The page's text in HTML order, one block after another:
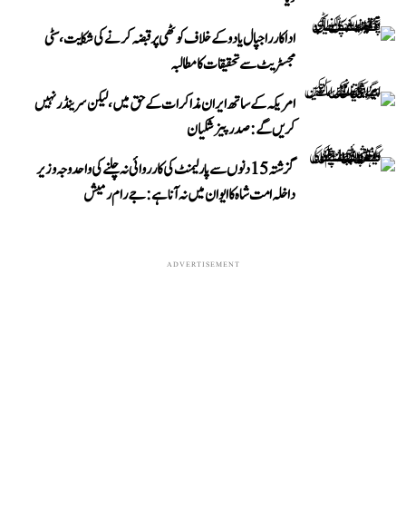
اداکار راجپال یادو کے خلاف کوٹھی پر قبضہ کرنے کی شکایت، سٹی
مجسٹریٹ سے تحقیقات کا مطالبہ
امریکہ کے ساتھ ایران مذاکرات کے حق میں، لیکن سرینڈر نہیں
کریں گے: صدر پیزشکیان
گزشتہ 15 دنوں سے پارلیمنٹ کی کارروائی نہ چلنے کی واحد وجہ وزیر
داخلہ امت شاہ کا ایوان میں نہ آنا ہے: جے رام رمیش
ADVERTISEMENT